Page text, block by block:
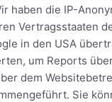
haben die IP-
Vertragsstaaten
in den USA
um Reports
dem
Sie